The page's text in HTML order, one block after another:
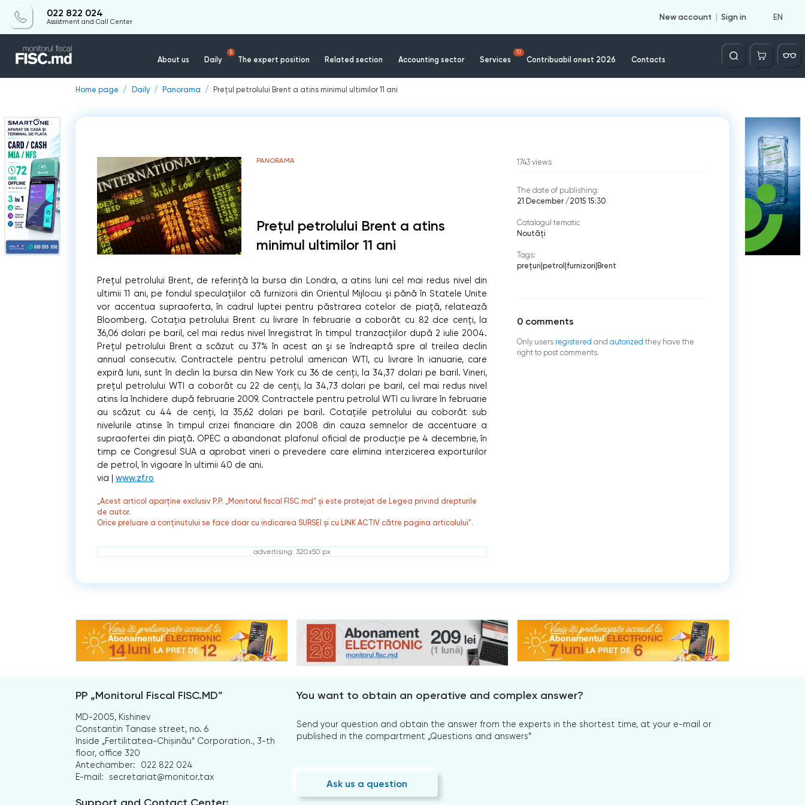
022 822 024
Assistment and Call Center
New account Sign in EN
About us Daily
5
The expert position Related section Accounting sector Services
10
Contribuabil onest 2026 Contacts
Căutare
Home page Daily Panorama Preţul petrolului Brent a atins minimul ultimilor 11 ani
PANORAMA
Preţul petrolului Brent a atins
minimul ultimilor 11 ani
Preţul petrolului Brent, de referinţă la bursa din Londra, a atins luni cel mai redus nivel din
ultimii 11 ani, pe fondul speculaţiilor că furnizorii din Orientul Mijlociu şi până în Statele Unite
vor accentua supraoferta, în cadrul luptei pentru păstrarea cotelor de piaţă, relatează
Bloomberg. Cotaţia petrolului Brent cu livrare în februarie a coborât cu 82 dce cenţi, la
36,06 dolari pe baril, cel mai redus nivel înregistrat în timpul tranzacţiilor după 2 iulie 2004.
Preţul petrolului Brent a scăzut cu 37% în acest an şi se îndreaptă spre al treilea declin
annual consecutiv. Contractele pentru petrolul american WTI, cu livrare în ianuarie, care
expiră luni, sunt în declin la bursa din New York cu 36 de cenţi, la 34,37 dolari pe baril. Vineri,
preţul petrolului WTI a coborât cu 22 de cenţi, la 34,73 dolari pe baril, cel mai redus nivel
atins la închidere după februarie 2009. Contractele pentru petrolul WTI cu livrare în februarie
au scăzut cu 44 de cenţi, la 35,62 dolari pe baril. Cotaţiile petrolului au coborât sub
nivelurile atinse în timpul crizei financiare din 2008 din cauza semnelor de accentuare a
supraofertei din piaţă. OPEC a abandonat plafonul oficial de producţie pe 4 decembrie, în
timp ce Congresul SUA a aprobat vineri o prevedere care elimina interzicerea exporturilor
de petrol, în vigoare în ultimii 40 de ani.
via |www.zf.ro
„Acest articol aparține exclusiv P.P. „Monitorul fiscal FISC.md” și este protejat de Legea privind drepturile
de autor.
Orice preluare a conținutului se face doar cu indicarea SURSEI și cu LINK ACTIV către pagina articolului”.
advertising: 320x50 px
1743 views
The date of publishing:
21 December /2015 15:30
Catalogul tematic
Noutăți
Tags:
preţuri petrol furnizori Brent
0 comments
Only users registered and autorized they have the
right to post comments.
PP „Monitorul Fiscal FISC.MD”
MD-2005, Kishinev
Constantin Tanase street, no. 6
Inside „Fertilitatea-Chișinău” Corporation., 3-th
floor, office 320
Antechamber:
022 822 024
E-mail:
secretariat@monitor.tax
You want to obtain an operative and complex answer?
Send your question and obtain the answer from the experts in the shortest time, at your e-mail or
published in the compartment „Questions and answers”
Ask us a question